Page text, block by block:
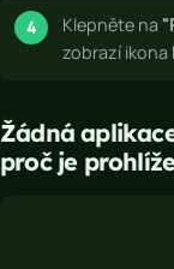
Klepněte na
zobrazí ikona
Žádná
proč je